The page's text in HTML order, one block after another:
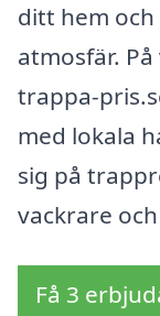
ditt hem
atmosfär.
trappa-
med lokala
sig på
vackrare
Få 3